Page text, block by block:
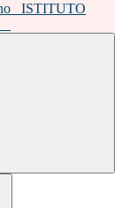
ISTITUTO